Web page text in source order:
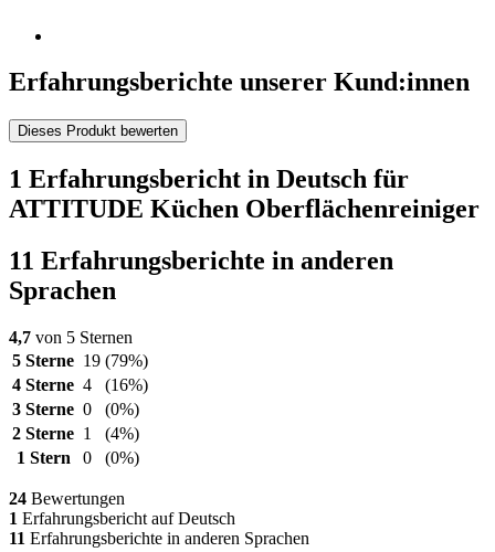
Erfahrungsberichte unserer Kund:innen
Dieses Produkt bewerten
1 Erfahrungsbericht in Deutsch für
ATTITUDE Küchen Oberflächenreiniger
11 Erfahrungsberichte in anderen
Sprachen
4,7 von 5 Sternen
5 Sterne 19 (79%)
4 Sterne 4
(16%)
3 Sterne 0
(0%)
2 Sterne 1
(4%)
1 Stern
0 (0%)
24 Bewertungen
1 Erfahrungsbericht auf Deutsch
11 Erfahrungsberichte in anderen Sprachen